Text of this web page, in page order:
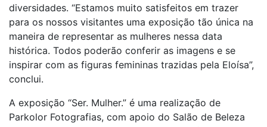
diversidades. “Estamos muito satisfeitos em trazer
para os nossos visitantes uma exposição tão única na
maneira de representar as mulheres nessa data
histórica. Todos poderão conferir as imagens e se
inspirar com as figuras femininas trazidas pela Eloísa”,
conclui.
A exposição “Ser. Mulher.” é uma realização de
Parkolor Fotografias, com apoio do Salão de Beleza